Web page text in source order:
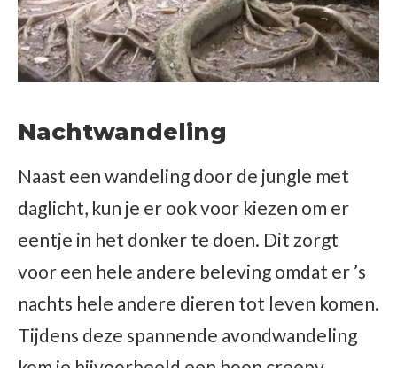
Nachtwandeling
Naast een wandeling door de jungle met
daglicht, kun je er ook voor kiezen om er
eentje in het donker te doen. Dit zorgt
voor een hele andere beleving omdat er ’s
nachts hele andere dieren tot leven komen.
Tijdens deze spannende avondwandeling